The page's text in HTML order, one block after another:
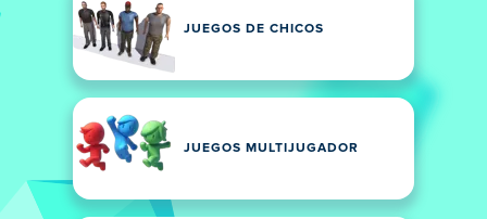
JUEGOS DE CHICOS
JUEGOS MULTIJUGADOR